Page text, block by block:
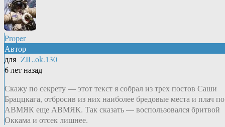
Proper
Автор
для ZIL.ok.130
6 лет назад
Скажу по секрету — этот текст я собрал из трех постов Саши
Браццкага, отбросив из них наиболее бредовые места и плач по
АВМЯК еще АВМЯК. Так сказать — воспользовался бритвой
Оккама и отсек лишнее.